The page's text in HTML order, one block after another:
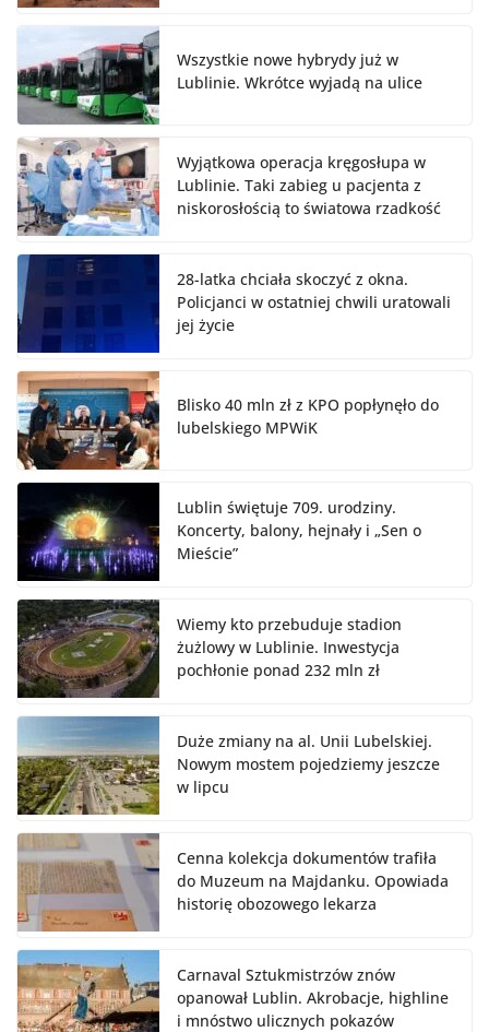
Wszystkie nowe hybrydy już w
Lublinie. Wkrótce wyjadą na ulice
Wyjątkowa operacja kręgosłupa w
Lublinie. Taki zabieg u pacjenta z
niskorosłością to światowa rzadkość
28-latka chciała skoczyć z okna.
Policjanci w ostatniej chwili uratowali
jej życie
Blisko 40 mln zł z KPO popłynęło do
lubelskiego MPWiK
Lublin świętuje 709. urodziny.
Koncerty, balony, hejnały i „Sen o
Mieście”
Wiemy kto przebuduje stadion
żużlowy w Lublinie. Inwestycja
pochłonie ponad 232 mln zł
Duże zmiany na al. Unii Lubelskiej.
Nowym mostem pojedziemy jeszcze
w lipcu
Cenna kolekcja dokumentów trafiła
do Muzeum na Majdanku. Opowiada
historię obozowego lekarza
Carnaval Sztukmistrzów znów
opanował Lublin. Akrobacje, highline
i mnóstwo ulicznych pokazów